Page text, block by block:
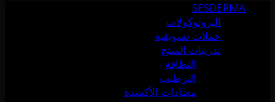
SESDERMA
البروتوكولات
حملات تسويقية
تدريبات المنتج
النظافة
الترطيب
مضادات الأكسدة